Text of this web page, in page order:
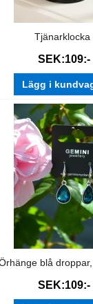
Tjänarklocka
SEK:109:-
Lägg i
blå
SEK:109:-